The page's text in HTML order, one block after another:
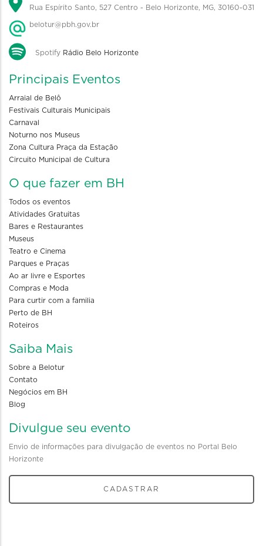
Rua Espírito Santo, 527 Centro - Belo Horizonte, MG, 30160-031
belotur@pbh.gov.br
Spotify Rádio Belo Horizonte
Principais Eventos
Arraial de Belô
Festivais Culturais Municipais
Carnaval
Noturno nos Museus
Zona Cultura Praça da Estação
Circuito Municipal de Cultura
O que fazer em BH
Todos os eventos
Atividades Gratuitas
Bares e Restaurantes
Museus
Teatro e Cinema
Parques e Praças
Ao ar livre e Esportes
Compras e Moda
Para curtir com a familia
Perto de BH
Roteiros
Saiba Mais
Sobre a Belotur
Contato
Negócios em BH
Blog
Divulgue seu evento
Envio de informações para divulgação de eventos no Portal Belo
Horizonte
CADASTRAR